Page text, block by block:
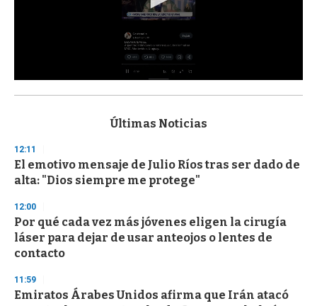
s
d
s
o
f
3
s
e
c
o
d
s
Últimas Noticias
12:11
El emotivo mensaje de Julio Ríos tras ser dado de
alta: "Dios siempre me protege"
12:00
Por qué cada vez más jóvenes eligen la cirugía
láser para dejar de usar anteojos o lentes de
contacto
11:59
Emiratos Árabes Unidos afirma que Irán atacó